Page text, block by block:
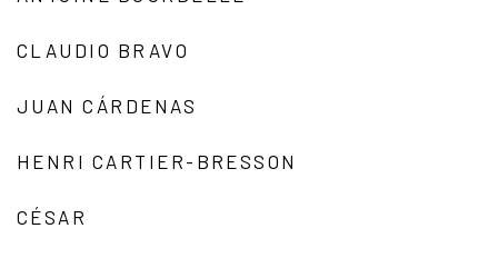
CLAUDIO BRAVO
JUAN CÁRDENAS
HENRI CARTIER-BRESSON
CÉSAR